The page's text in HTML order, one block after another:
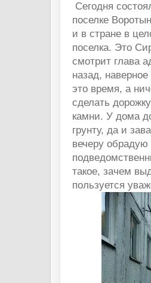
Сегодня
поселке
и в стране в
поселка. Это
смотрит глава
назад,
это время, а
сделать
камни. У дома
грунту, да и
вечеру
такое, зачем
пользуется